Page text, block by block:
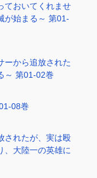
ておいてくれませ
が始まる～ 第01-
ーから追放された
～ 第01-02巻
08巻
れたが、実は殴
、大陸一の英雄に